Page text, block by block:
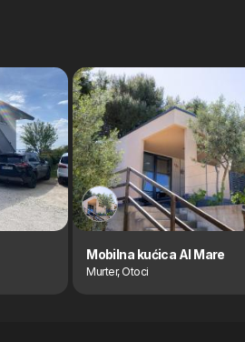
Mobilna kućica Al Mare
Murter, Otoci